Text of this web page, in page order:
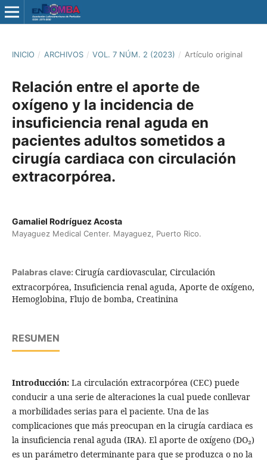
INICIO / ARCHIVOS / VOL. 7 NÚM. 2 (2023) / Artículo original
Relación entre el aporte de
oxígeno y la incidencia de
insuficiencia renal aguda en
pacientes adultos sometidos a
cirugía cardiaca con circulación
extracorpórea.
Gamaliel Rodríguez Acosta
Mayaguez Medical Center. Mayaguez, Puerto Rico.
Palabras clave: Cirugía cardiovascular, Circulación
extracorpórea, Insuficiencia renal aguda, Aporte de oxígeno,
Hemoglobina, Flujo de bomba, Creatinina
RESUMEN
Introducción:La circulación extracorpórea (CEC) puede
conducir a una serie de alteraciones la cual puede conllevar
a morbilidades serias para el paciente. Una de las
complicaciones que más preocupan en la cirugía cardiaca es
la insuficiencia renal aguda (IRA). El aporte de oxígeno (DO₂)
es un parámetro determinante para que se produzca o no la